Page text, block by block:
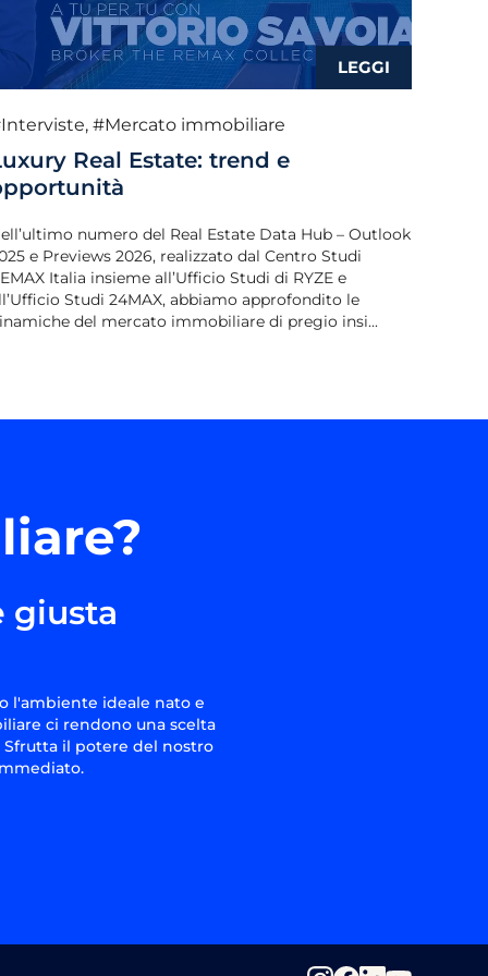
, #Mercato immobiliare
Real Estate: trend e
numero del Real Estate Data Hub – Outlook
e Previews 2026, realizzato dal Centro Studi
Italia insieme all’Ufficio Studi di RYZE e
Studi 24MAX, abbiamo approfondito le
del mercato immobiliare di pregio insi...
giusta
l'ambiente ideale nato e
ci rendono una scelta
Sfrutta il potere del nostro